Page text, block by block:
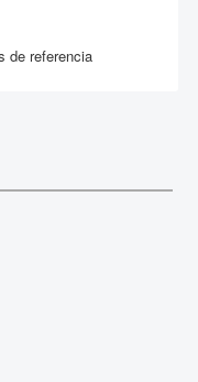
de referencia